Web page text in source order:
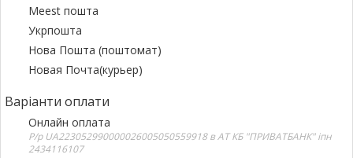
Meest пошта
Укрпошта
Нова Пошта (поштомат)
Новая Почта(курьер)
Варіанти оплати
Онлайн оплата
Р/р UA223052990000026005050559918 в АТ КБ "ПРИВАТБАНК" іпн
2434116107